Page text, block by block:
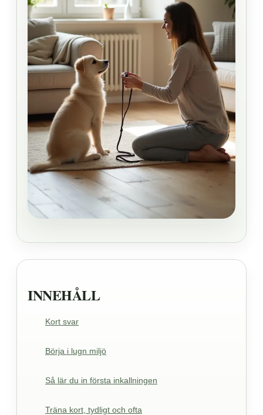
INNEHÅLL
Kort svar
Börja i lugn miljö
Så lär du in första inkallningen
Träna kort, tydligt och ofta